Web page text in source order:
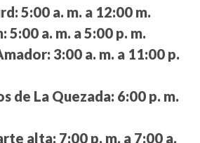
5:00 a. m. a 12:00 m.
5:00 a. m. a 5:00 p. m.
3:00 a. m. a 11:00 p.
de La Quezada: 6:00 p. m.
alta: 7:00 p. m. a 7:00 a.